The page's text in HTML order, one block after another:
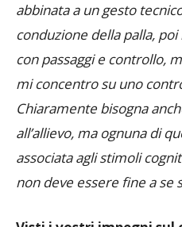
conduzione della palla,poi
conpassaggie controllo,
mi concentro suuno
Chiaramente bisogna
all’allievo, ma ognuna di
associata agli stimoli
non deve esserefine a se